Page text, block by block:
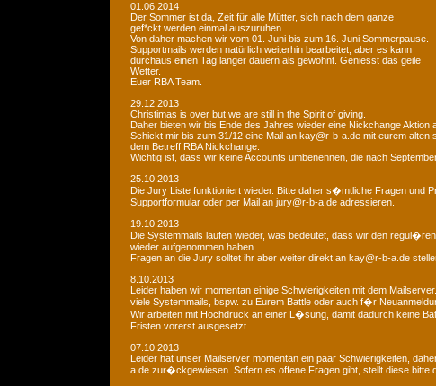
01.06.2014
Der Sommer ist da, Zeit für alle Mütter, sich nach dem ganze
gef*ckt werden einmal auszuruhen.
Von daher machen wir vom 01. Juni bis zum 16. Juni Sommerpause.
Supportmails werden natürlich weiterhin bearbeitet, aber es kann
durchaus einen Tag länger dauern als gewohnt. Geniesst das geile
Wetter.
Euer RBA Team.
29.12.2013
Christimas is over but we are still in the Spirit of giving.
Daher bieten wir bis Ende des Jahres wieder eine Nickchange Aktion
Schickt mir bis zum 31/12 eine Mail an kay@r-b-a.de mit eurem alten
dem Betreff RBA Nickchange.
Wichtig ist, dass wir keine Accounts umbenennen, die nach
25.10.2013
Die Jury Liste funktioniert wieder. Bitte daher s�mtliche Fragen und
Supportformular oder per Mail an jury@r-b-a.de adressieren.
19.10.2013
Die Systemmails laufen wieder, was bedeutet, dass wir den
wieder aufgenommen haben.
Fragen an die Jury solltet ihr aber weiter direkt an kay@r-b-a.de
8.10.2013
Leider haben wir momentan einige Schwierigkeiten mit dem
viele Systemmails, bspw. zu Eurem Battle oder auch f�r
Wir arbeiten mit Hochdruck an einer L�sung, damit dadurch keine
Fristen vorerst ausgesetzt.
07.10.2013
Leider hat unser Mailserver momentan ein paar Schwierigkeiten,
a.de zur�ckgewiesen. Sofern es offene Fragen gibt, stellt diese bitte